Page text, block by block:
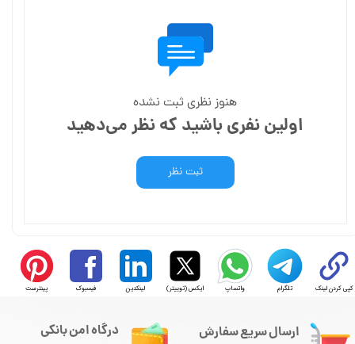
هنوز نظری ثبت نشده
اولین نفری باشید که نظر می‌دهید
ثبت نظر
کپی کردن لینک تلگرام واتساپ ایکس (توییتر) لینکدین فیسبوک پینترست
ارسال سریع سفارش درگاه امن بانکی